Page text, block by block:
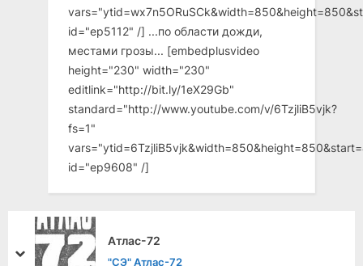
id="ep5112" /] ...по области дожди,
местами грозы... [embedplusvideo
height="230" width="230"
editlink="http://bit.ly/1eX29Gb"
standard="http://www.youtube.com/v/6TzjliB5vjk?
fs=1"
id="ep9608" /]
prev
next